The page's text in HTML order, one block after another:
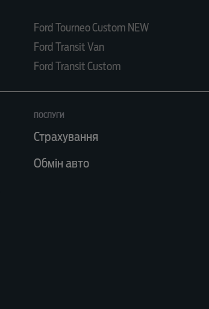
Ford Tourneo Custom NEW
Ford Transit Van
Ford Transit Custom
ПОСЛУГИ
Страхування
Обмін авто